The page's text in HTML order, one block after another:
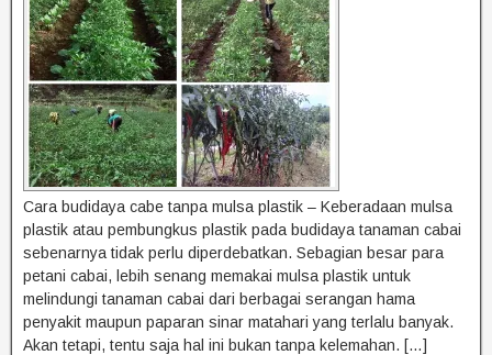
Cara budidaya cabe tanpa mulsa plastik – Keberadaan mulsa
plastik atau pembungkus plastik pada budidaya tanaman cabai
sebenarnya tidak perlu diperdebatkan. Sebagian besar para
petani cabai, lebih senang memakai mulsa plastik untuk
melindungi tanaman cabai dari berbagai serangan hama
penyakit maupun paparan sinar matahari yang terlalu banyak.
Akan tetapi, tentu saja hal ini bukan tanpa kelemahan. […]